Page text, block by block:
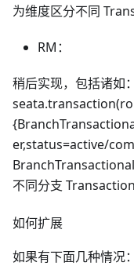
为维度区分不同
RM：
稍后实现，包括诸如：
er,status=active/
不同分支
如何扩展
如果有下面几种情况：